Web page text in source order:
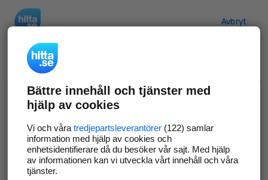
Avbryt
Verifiera ditt företag
Gör som 69 550företag
företagssida på hitta.se och syns bättre mot
kunder i ditt närområde. Helt kostnadsfritt.
Uppdatera din företagsinformation
Bättre innehåll och tjänster med
hjälp av cookies
Vi och våra tredjepartsleverantörer(122) samlar
information med hjälp av cookies och
enhetsidentifierare då du besöker vår sajt. Med hjälp
av informationen kan vi utveckla vårt innehåll och våra
tjänster.